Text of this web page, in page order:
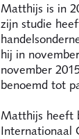
Matthijs is in
zijn studie
hij in
november
benoemd tot
Matthijs heeft
Internationaal